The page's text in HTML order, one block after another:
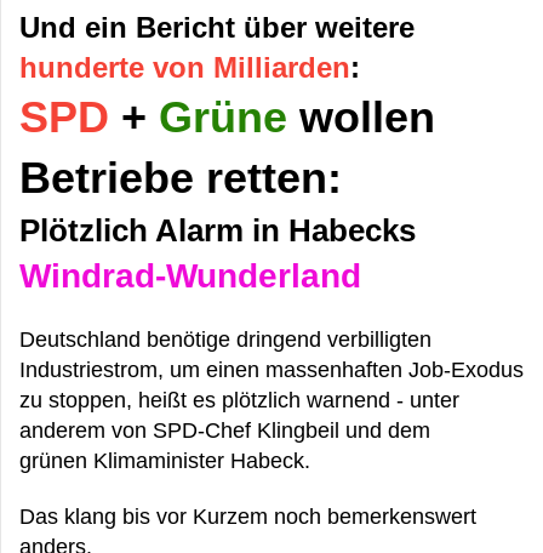
Und ein Bericht über weitere
hunderte von Milliarden:
SPD + Grüne wollen
Betriebe retten:
Plötzlich Alarm in Habecks
Windrad-Wunderland
Deutschland benötige dringend verbilligten
Industriestrom, um einen massenhaften Job-Exodus
zu stoppen, heißt es plötzlich warnend - unter
anderem von SPD-Chef Klingbeil und dem
grünen Klimaminister Habeck.
Das klang bis vor Kurzem noch bemerkenswert
anders.